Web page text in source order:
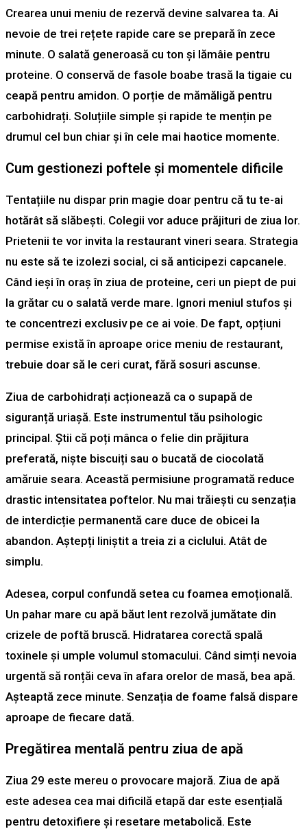
Crearea unui meniu de rezervă devine salvarea ta. Ai
nevoie de trei rețete rapide care se prepară în zece
minute. O salată generoasă cu ton și lămâie pentru
proteine. O conservă de fasole boabe trasă la tigaie cu
ceapă pentru amidon. O porție de mămăligă pentru
carbohidrați. Soluțiile simple și rapide te mențin pe
drumul cel bun chiar și în cele mai haotice momente.
Cum gestionezi poftele și momentele dificile
Tentațiile nu dispar prin magie doar pentru că tu te-ai
hotărât să slăbești. Colegii vor aduce prăjituri de ziua lor.
Prietenii te vor invita la restaurant vineri seara. Strategia
nu este să te izolezi social, ci să anticipezi capcanele.
Când ieși în oraș în ziua de proteine, ceri un piept de pui
la grătar cu o salată verde mare. Ignori meniul stufos și
te concentrezi exclusiv pe ce ai voie. De fapt, opțiuni
permise există în aproape orice meniu de restaurant,
trebuie doar să le ceri curat, fără sosuri ascunse.
Ziua de carbohidrați acționează ca o supapă de
siguranță uriașă. Este instrumentul tău psihologic
principal. Știi că poți mânca o felie din prăjitura
preferată, niște biscuiți sau o bucată de ciocolată
amăruie seara. Această permisiune programată reduce
drastic intensitatea poftelor. Nu mai trăiești cu senzația
de interdicție permanentă care duce de obicei la
abandon. Aștepți liniștit a treia zi a ciclului. Atât de
simplu.
Adesea, corpul confundă setea cu foamea emoțională.
Un pahar mare cu apă băut lent rezolvă jumătate din
crizele de poftă bruscă. Hidratarea corectă spală
toxinele și umple volumul stomacului. Când simți nevoia
urgentă să ronțăi ceva în afara orelor de masă, bea apă.
Așteaptă zece minute. Senzația de foame falsă dispare
aproape de fiecare dată.
Pregătirea mentală pentru ziua de apă
Ziua 29 este mereu o provocare majoră. Ziua de apă
este adesea cea mai dificilă etapă dar este esențială
pentru detoxifiere și resetare metabolică. Este